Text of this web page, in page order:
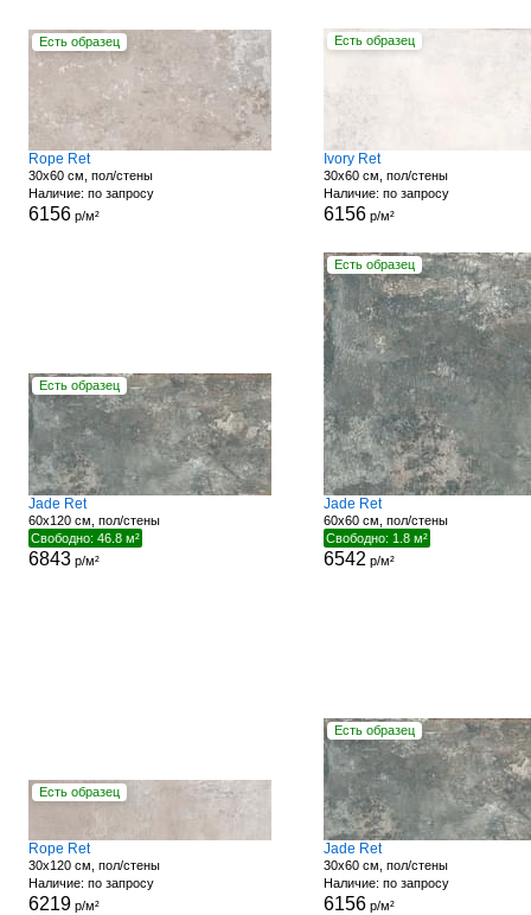
Есть образец
Rope Ret
30x60 см, пол/стены
Наличие: по запросу
6156р/м²
Есть образец
Ivory Ret
30x60 см, пол/стены
Наличие: по запросу
6156р/м²
Есть образец
Jade Ret
60x120 см, пол/стены
Свободно: 46.8 м²
6843р/м²
Есть образец
Jade Ret
60x60 см, пол/стены
Свободно: 1.8 м²
6542 р/м²
Есть образец
Rope Ret
30x120 см, пол/стены
Наличие: по запросу
6219р/м²
Есть образец
Jade Ret
30x60 см, пол/стены
Наличие: по запросу
6156р/м²